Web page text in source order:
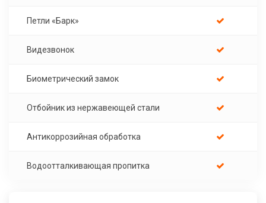
Петли «Барк»
Видезвонок
Биометрический замок
Отбойник из нержавеющей стали
Антикоррозийная обработка
Водоотталкивающая пропитка